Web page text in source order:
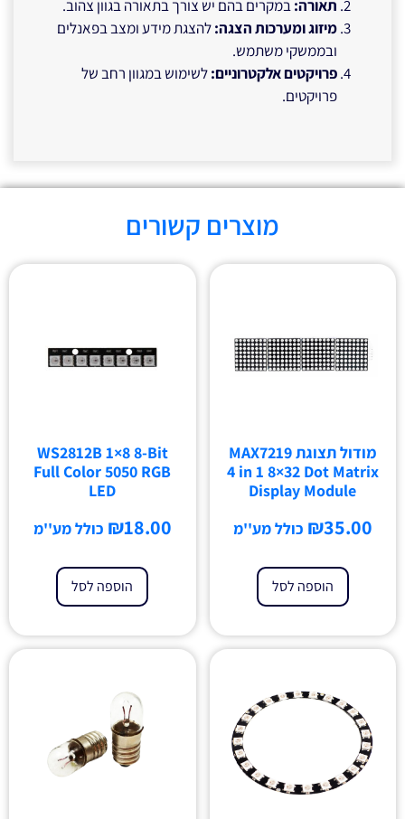
תאורה:במקרים בהם יש צורך בתאורה בגוון צהוב.
מיזוג ומערכות הצגה:להצגת מידע ומצב בפאנלים
ובממשקי משתמש.
פרויקטים אלקטרוניים:לשימוש במגוון רחב של
פרויקטים.
מוצרים קשורים
מודול תצוגת MAX7219
4 in 1 8×32 Dot Matrix
Display Module
₪35.00 כולל מע''מ
הוספה לסל
WS2812B 1×8 8-Bit
Full Color 5050 RGB
LED
₪18.00 כולל מע''מ
הוספה לסל